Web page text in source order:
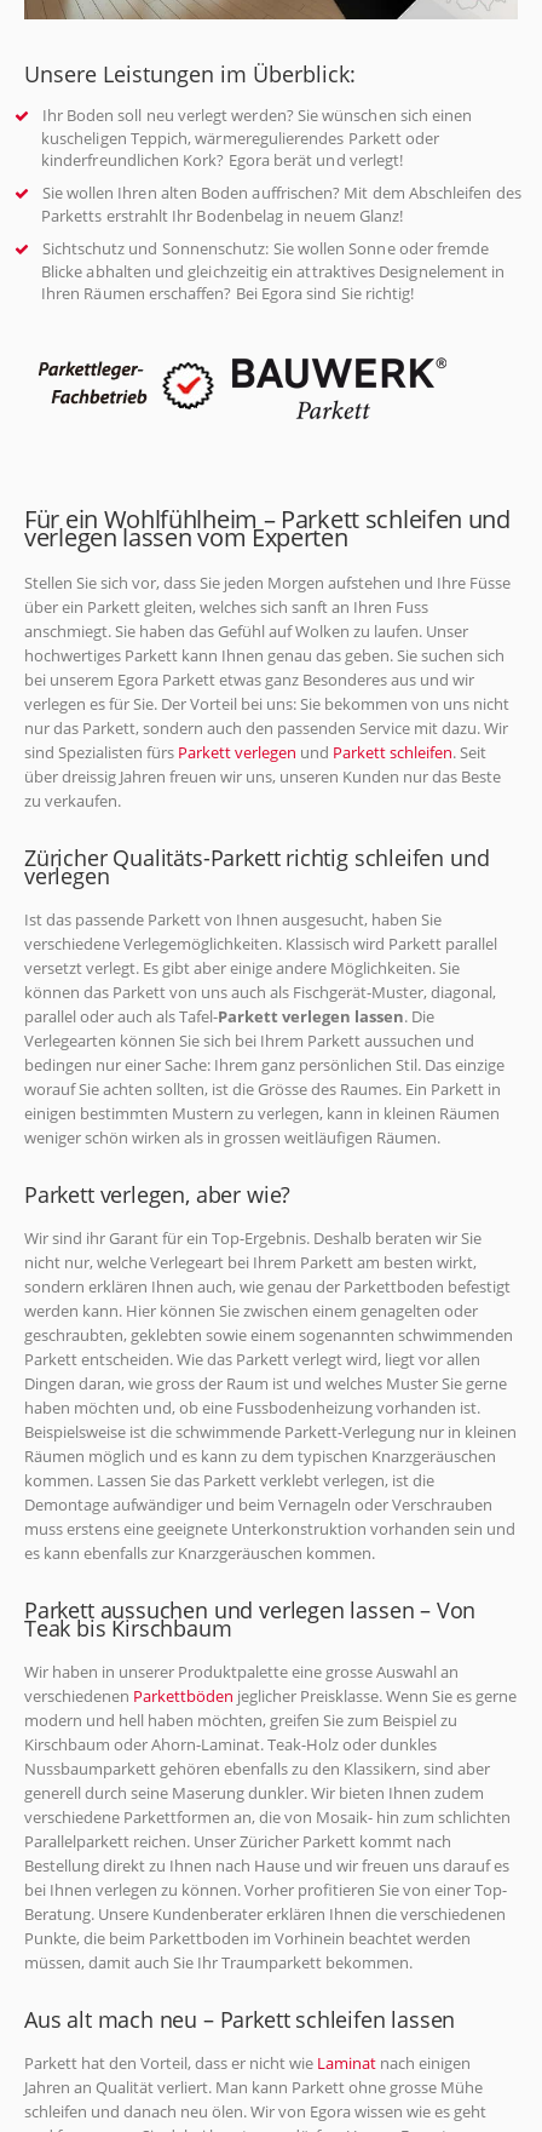
Unsere Leistungen im Überblick:
Ihr Boden soll neu verlegt werden? Sie wünschen sich einen
kuscheligen Teppich, wärmeregulierendes Parkett oder
kinderfreundlichen Kork? Egora berät und verlegt!
Sie wollen Ihren alten Boden auffrischen? Mit dem Abschleifen des
Parketts erstrahlt Ihr Bodenbelag in neuem Glanz!
Sichtschutz und Sonnenschutz: Sie wollen Sonne oder fremde
Blicke abhalten und gleichzeitig ein attraktives Designelement in
Ihren Räumen erschaffen? Bei Egora sind Sie richtig!
Für ein Wohlfühlheim – Parkett schleifen und
verlegen lassen vom Experten
Stellen Sie sich vor, dass Sie jeden Morgen aufstehen und Ihre Füsse
über ein Parkett gleiten, welches sich sanft an Ihren Fuss
anschmiegt. Sie haben das Gefühl auf Wolken zu laufen. Unser
hochwertiges Parkett kann Ihnen genau das geben. Sie suchen sich
bei unserem Egora Parkett etwas ganz Besonderes aus und wir
verlegen es für Sie. Der Vorteil bei uns: Sie bekommen von uns nicht
nur das Parkett, sondern auch den passenden Service mit dazu. Wir
sind Spezialisten fürs Parkett verlegen und Parkett schleifen. Seit
über dreissig Jahren freuen wir uns, unseren Kunden nur das Beste
zu verkaufen.
Züricher Qualitäts-Parkett richtig schleifen und
verlegen
Ist das passende Parkett von Ihnen ausgesucht, haben Sie
verschiedene Verlegemöglichkeiten. Klassisch wird Parkett parallel
versetzt verlegt. Es gibt aber einige andere Möglichkeiten. Sie
können das Parkett von uns auch als Fischgerät-Muster, diagonal,
parallel oder auch als Tafel-Parkett verlegen lassen. Die
Verlegearten können Sie sich bei Ihrem Parkett aussuchen und
bedingen nur einer Sache: Ihrem ganz persönlichen Stil. Das einzige
worauf Sie achten sollten, ist die Grösse des Raumes. Ein Parkett in
einigen bestimmten Mustern zu verlegen, kann in kleinen Räumen
weniger schön wirken als in grossen weitläufigen Räumen.
Parkett verlegen, aber wie?
Wir sind ihr Garant für ein Top-Ergebnis. Deshalb beraten wir Sie
nicht nur, welche Verlegeart bei Ihrem Parkett am besten wirkt,
sondern erklären Ihnen auch, wie genau der Parkettboden befestigt
werden kann. Hier können Sie zwischen einem genagelten oder
geschraubten, geklebten sowie einem sogenannten schwimmenden
Parkett entscheiden. Wie das Parkett verlegt wird, liegt vor allen
Dingen daran, wie gross der Raum ist und welches Muster Sie gerne
haben möchten und, ob eine Fussbodenheizung vorhanden ist.
Beispielsweise ist die schwimmende Parkett-Verlegung nur in kleinen
Räumen möglich und es kann zu dem typischen Knarzgeräuschen
kommen. Lassen Sie das Parkett verklebt verlegen, ist die
Demontage aufwändiger und beim Vernageln oder Verschrauben
muss erstens eine geeignete Unterkonstruktion vorhanden sein und
es kann ebenfalls zur Knarzgeräuschen kommen.
Parkett aussuchen und verlegen lassen – Von
Teak bis Kirschbaum
Wir haben in unserer Produktpalette eine grosse Auswahl an
verschiedenen Parkettböden jeglicher Preisklasse. Wenn Sie es gerne
modern und hell haben möchten, greifen Sie zum Beispiel zu
Kirschbaum oder Ahorn-Laminat. Teak-Holz oder dunkles
Nussbaumparkett gehören ebenfalls zu den Klassikern, sind aber
generell durch seine Maserung dunkler. Wir bieten Ihnen zudem
verschiedene Parkettformen an, die von Mosaik- hin zum schlichten
Parallelparkett reichen. Unser Züricher Parkett kommt nach
Bestellung direkt zu Ihnen nach Hause und wir freuen uns darauf es
bei Ihnen verlegen zu können. Vorher profitieren Sie von einer Top-
Beratung. Unsere Kundenberater erklären Ihnen die verschiedenen
Punkte, die beim Parkettboden im Vorhinein beachtet werden
müssen, damit auch Sie Ihr Traumparkett bekommen.
Aus alt mach neu – Parkett schleifen lassen
Parkett hat den Vorteil, dass er nicht wie Laminat nach einigen
Jahren an Qualität verliert. Man kann Parkett ohne grosse Mühe
schleifen und danach neu ölen. Wir von Egora wissen wie es geht